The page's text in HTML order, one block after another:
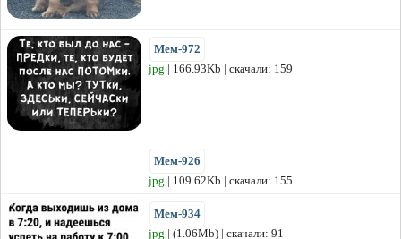
Мем-972
jpg | 166.93Kb | скачали: 159
Мем-926
jpg | 109.62Kb | скачали: 155
Мем-934
jpg | (1.06Mb) | скачали: 91